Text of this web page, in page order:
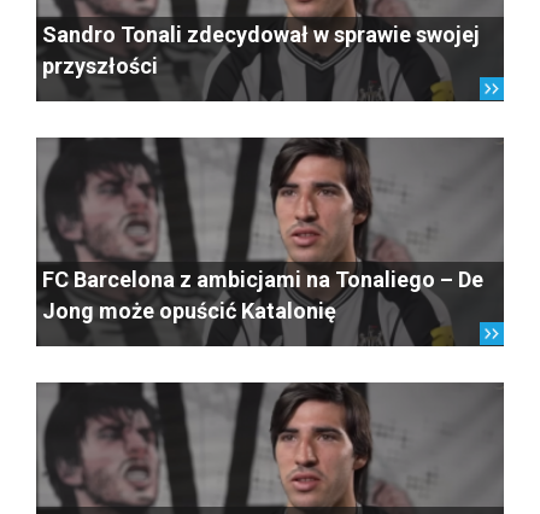
Sandro Tonali zdecydował w sprawie swojej
przyszłości
FC Barcelona z ambicjami na Tonaliego – De
Jong może opuścić Katalonię